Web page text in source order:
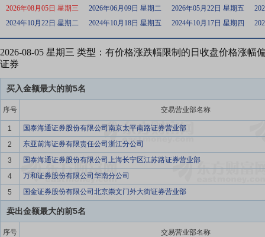
2026年08月05日 星期三 2026年06月09日 星期二 2026年05月22日 星期五
2024年10月22日 星期二
2024年10月18日 星期五 2024年10月17日 星期四
2026-08-05 星期三 类型：有价格涨跌幅限制的日收盘价格涨幅
证券
买入金额最大的前5名
序号 交易营业部名称
1
国泰海通证券股份有限公司南京太平南路证券营业部
2
东亚前海证券有限责任公司浙江分公司
3
国泰海通证券股份有限公司上海长宁区江苏路证券营业部
4
万和证券股份有限公司华南分公司
5
国金证券股份有限公司北京崇文门外大街证券营业部
卖出金额最大的前5名
序号 交易营业部名称